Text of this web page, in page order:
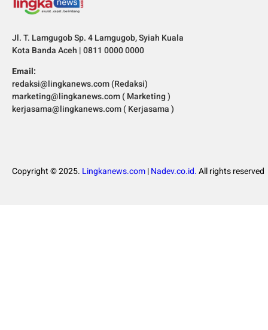
Jl. T. Lamgugob Sp. 4 Lamgugob, Syiah Kuala
Kota Banda Aceh | 0811 0000 0000
Email:
redaksi@lingkanews.com (Redaksi)
marketing@lingkanews.com ( Marketing )
kerjasama@lingkanews.com ( Kerjasama )
Copyright © 2025. Lingkanews.com|Nadev.co.id.All rights reserved